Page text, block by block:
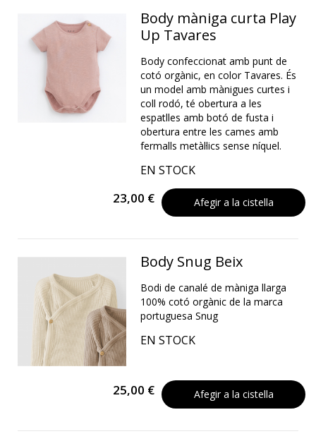
Body màniga curta Play
Up Tavares
Body confeccionat amb punt de
cotó orgànic, en color Tavares. És
un model amb mànigues curtes i
coll rodó, té obertura a les
espatlles amb botó de fusta i
obertura entre les cames amb
fermalls metàl·lics sense níquel.
EN STOCK
23,00 € Afegir a la cistella
Body Snug Beix
Bodi de canalé de màniga llarga
100% cotó orgànic de la marca
portuguesa Snug
EN STOCK
25,00 € Afegir a la cistella